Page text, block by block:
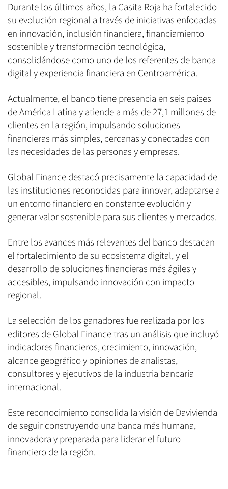
Durante los últimos años, la Casita Roja ha fortalecido
su evolución regional a través de iniciativas enfocadas
en innovación, inclusión financiera, financiamiento
sostenible y transformación tecnológica,
consolidándose como uno de los referentes de banca
digital y experiencia financiera en Centroamérica.
Actualmente, el banco tiene presencia en seis países
de América Latina y atiende a más de 27,1 millones de
clientes en la región, impulsando soluciones
financieras más simples, cercanas y conectadas con
las necesidades de las personas y empresas.
Global Finance destacó precisamente la capacidad de
las instituciones reconocidas para innovar, adaptarse a
un entorno financiero en constante evolución y
generar valor sostenible para sus clientes y mercados.
Entre los avances más relevantes del banco destacan
el fortalecimiento de su ecosistema digital, y el
desarrollo de soluciones financieras más ágiles y
accesibles, impulsando innovación con impacto
regional.
La selección de los ganadores fue realizada por los
editores de Global Finance tras un análisis que incluyó
indicadores financieros, crecimiento, innovación,
alcance geográfico y opiniones de analistas,
consultores y ejecutivos de la industria bancaria
internacional.
Este reconocimiento consolida la visión de Davivienda
de seguir construyendo una banca más humana,
innovadora y preparada para liderar el futuro
financiero de la región.